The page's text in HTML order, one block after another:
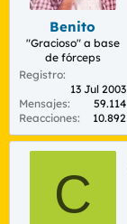
Benito
"Gracioso" a base
de fórceps
Registro
13 Jul 2003
Mensajes
59.114
Reacciones
10.892
C